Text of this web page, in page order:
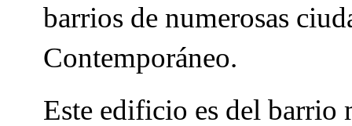
barrios de numerosas
Contemporáneo.
Este edificio es del barrio